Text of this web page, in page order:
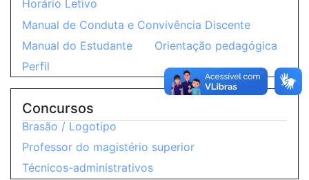
Horário Letivo
Manual de Conduta e Convivência Discente
Manual do Estudante
Orientação pedagógica
Perfil
Concursos
Brasão / Logotipo
Professor do magistério superior
Técnicos-administrativos